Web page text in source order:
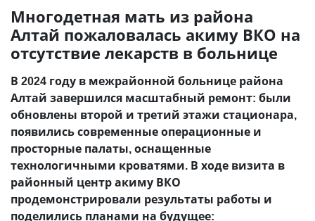
Многодетная мать из района
Алтай пожаловалась акиму ВКО на
отсутствие лекарств в больнице
В 2024 году в межрайонной больнице района
Алтай завершился масштабный ремонт: были
обновлены второй и третий этажи стационара,
появились современные операционные и
просторные палаты, оснащенные
технологичными кроватями. В ходе визита в
районный центр акиму ВКО
продемонстрировали результаты работы и
поделились планами на будущее: